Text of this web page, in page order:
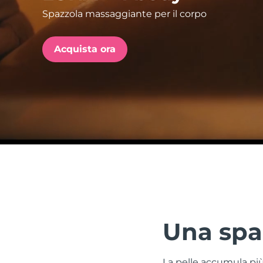
Spazzola massaggiante per il corpo
Acquista ora
Una
issa™ Teeth Whitening Set
FAQ™ Dual LED Panel
POPOLARE